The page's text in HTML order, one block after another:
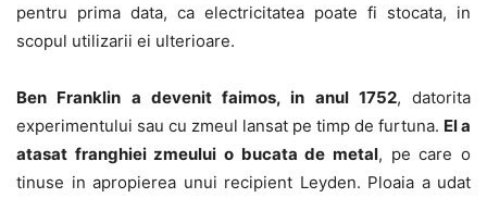
pentru prima data, ca electricitatea poate fi stocata, in
scopul utilizarii ei ulterioare.
Ben Franklin a devenit faimos, in anul 1752, datorita
experimentului sau cu zmeul lansat pe timp de furtuna. El a
atasat franghiei zmeului o bucata de metal, pe care o
tinuse in apropierea unui recipient Leyden. Ploaia a udat